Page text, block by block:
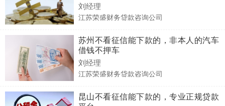
刘经理
江苏荣盛财务贷款咨询公司
苏州不看征信能下款的，非本人的汽车
借钱不押车
刘经理
江苏荣盛财务贷款咨询公司
昆山不看征信能下款的，专业正规贷款